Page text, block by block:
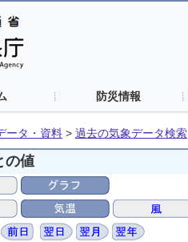
防災情報
ータ・資料 > 過去の気象データ検索
の値